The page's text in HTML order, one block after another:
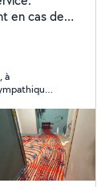
en cas de
à